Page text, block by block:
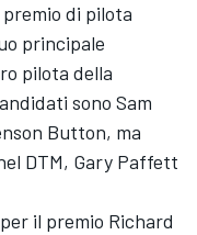
di pilota
principale
pilota della
sono Sam
Button, ma
DTM, Gary Paffett
il premio Richard